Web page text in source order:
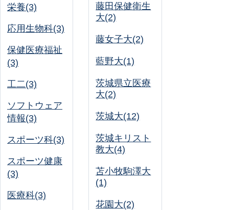
栄養(3)
応用生物科(3)
保健医療福祉
(3)
工二(3)
ソフトウェア
情報(3)
スポーツ科(3)
スポーツ健康
(3)
医療科(3)
藤田保健衛生
大(2)
藤女子大(2)
藍野大(1)
茨城県立医療
大(2)
茨城大(12)
茨城キリスト
教大(4)
苫小牧駒澤大
(1)
花園大(2)